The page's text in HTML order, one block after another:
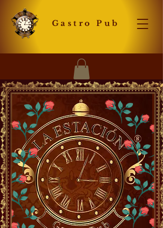
Gastro Pub